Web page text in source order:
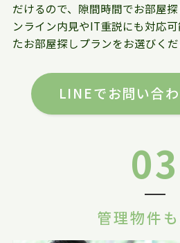
だけるので、隙間時間でお部屋
ンライン内見やIT重説にも対応
たお部屋探しプランをお選びくだ
LINEでお問い合
03
管理物件